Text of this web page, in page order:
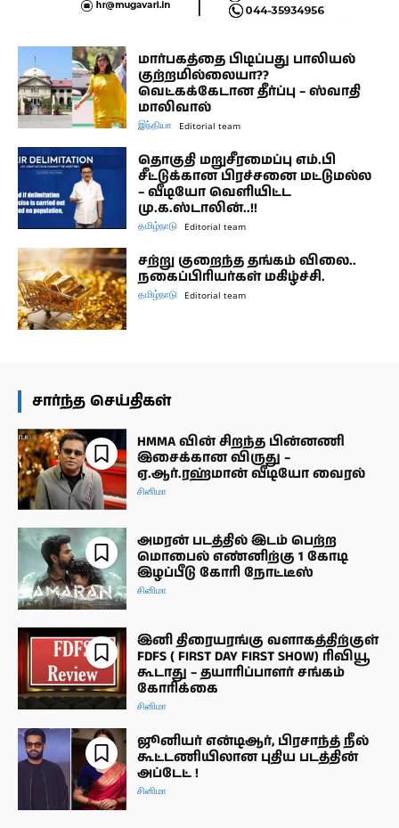
மார்பகத்தை பிடிப்பது பாலியல்
குற்றமில்லையா??
வெட்கக்கேடான தீர்ப்பு – ஸ்வாதி
மாலிவால்
இந்தியா Editorial team
தொகுதி மறுசீரமைப்பு எம்.பி
சீட்டுக்கான பிரச்சனை மட்டுமல்ல
– வீடியோ வெளியிட்ட
மு.க.ஸ்டாலின்..!!
தமிழ்நாடு Editorial team
சற்று குறைந்த தங்கம் விலை..
நகைப்பிரியர்கள் மகிழ்ச்சி.
தமிழ்நாடு Editorial team
சார்ந்த செய்திகள்
HMMA வின் சிறந்த பின்னணி
இசைக்கான விருது –
ஏ.ஆர்.ரஹ்மான் வீடியோ வைரல்
சினிமா
அமரன் படத்தில் இடம் பெற்ற
மொபைல் எண்னிற்கு 1 கோடி
இழப்பீடு கோரி நோட்டீஸ்
சினிமா
இனி திரையரங்கு வளாகத்திற்குள்
FDFS ( FIRST DAY FIRST SHOW) ரிவியூ
கூடாது – தயாரிப்பாளர் சங்கம்
கோரிக்கை
சினிமா
ஜூனியர் என்டிஆர், பிரசாந்த் நீல்
கூட்டணியிலான புதிய படத்தின்
அப்டேட் !
சினிமா